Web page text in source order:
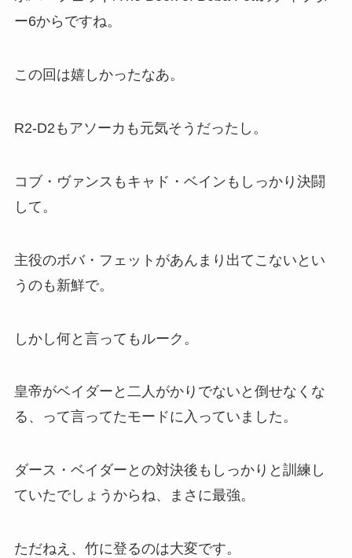
ー6からですね。
この回は嬉しかったなあ。
R2-D2もアソーカも元気そうだったし。
コブ・ヴァンスもキャド・ベインもしっかり決闘
して。
主役のボバ・フェットがあんまり出てこないとい
うのも新鮮で。
しかし何と言ってもルーク。
皇帝がベイダーと二人がかりでないと倒せなくな
る、って言ってたモードに入っていました。
ダース・ベイダーとの対決後もしっかりと訓練し
ていたでしょうからね、まさに最強。
ただねえ、竹に登るのは大変です。